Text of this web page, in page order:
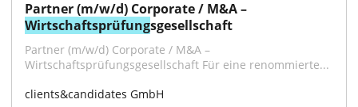
Wirtschaftsprüfungsgesellschaft
Partner (m/w/d) Corporate / M&A –
Wirtschaftsprüfungsgesellschaft Für eine renommierte...
clients&candidates GmbH